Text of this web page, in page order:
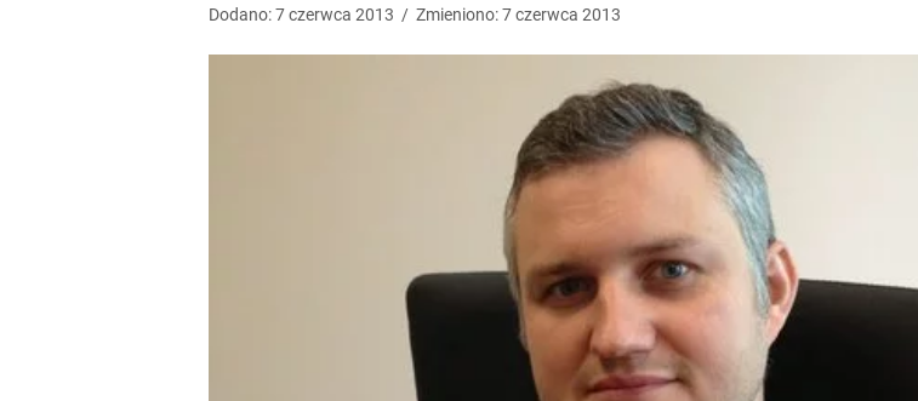
„Nie chodzi o zemstę”. Mocny apel w sprawie ofiar rzezi wołyńskiej
Dodano:7czerwca 2013 / Zmieniono:7czerwca 2013